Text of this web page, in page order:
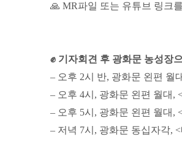
🙏 MR파일 또는 유튜브 링크
✊ 기자회견 후 광화문 농성장
– 오후 2시 반, 광화문 왼편 월
– 오후 4시, 광화문 왼편 월대,
– 오후 5시, 광화문 왼편 월대,
– 저녁 7시, 광화문 동십자각,